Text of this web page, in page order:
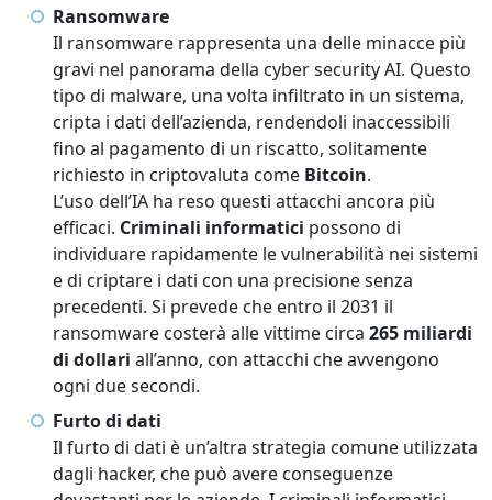
Ransomware
Il ransomware rappresenta una delle minacce più
gravi nel panorama della cyber security AI. Questo
tipo di malware, una volta infiltrato in un sistema,
cripta i dati dell’azienda, rendendoli inaccessibili
fino al pagamento di un riscatto, solitamente
richiesto in criptovaluta come Bitcoin.
L’uso dell’IA ha reso questi attacchi ancora più
efficaci. Criminali informatici possono di
individuare rapidamente le vulnerabilità nei sistemi
e di criptare i dati con una precisione senza
precedenti. Si prevede che entro il 2031 il
ransomware costerà alle vittime circa 265 miliardi
di dollari all’anno, con attacchi che avvengono
ogni due secondi.
Furto di dati
Il furto di dati è un’altra strategia comune utilizzata
dagli hacker, che può avere conseguenze